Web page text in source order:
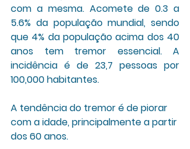
com a mesma. Acomete de 0.3 a
5.6% da população mundial, sendo
que 4% da população acima dos 40
anos tem tremor essencial. A
incidência é de 23,7 pessoas por
100,000 habitantes.
A tendência do tremor é de piorar
com a idade, principalmente a partir
dos 60 anos.